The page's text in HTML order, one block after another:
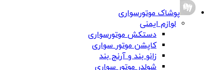
پوشاک موتورسواری
لوازم ایمنی
دستکش موتورسواری
کاپشن موتور سواری
زانو بند و آرنج بند
شولدر موتور سواری